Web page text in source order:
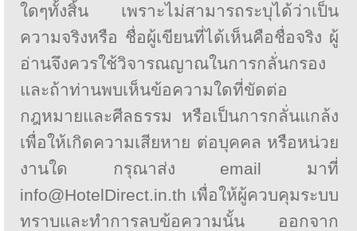
ใดๆทั้งสิ้น เพราะไม่สามารถระบุได้ว่าเป็น
ความจริงหรือ ชื่อผู้เขียนที่ได้เห็นคือชื่อจริง ผู้
อ่านจึงควรใช้วิจารณญาณในการกลั่นกรอง
และถ้าท่านพบเห็นข้อความใดที่ขัดต่อ
กฎหมายและศีลธรรม หรือเป็นการกลั่นแกล้ง
เพื่อให้เกิดความเสียหาย ต่อบุคคล หรือหน่วย
งานใด กรุณาส่ง email มาที่
info@HotelDirect.in.th เพื่อให้ผู้ควบคุมระบบ
ทราบและทำการลบข้อความนั้น ออกจาก